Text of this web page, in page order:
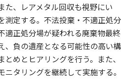
た、レアメタル回収も視野にい
測定する。不法投棄・不適正処分
適正処分場が疑われる廃棄物最終
、負の遺産となる可能性の高い構
めとヒアリングを行う。また、
タリングを継続して実施する。